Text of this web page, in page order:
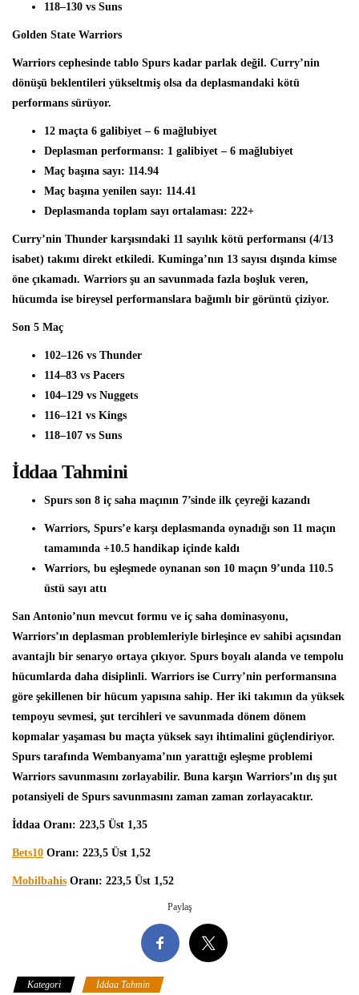
118–130 vs Suns
Golden State Warriors
Warriors cephesinde tablo Spurs kadar parlak değil. Curry’nin
dönüşü beklentileri yükseltmiş olsa da deplasmandaki kötü
performans sürüyor.
12 maçta 6 galibiyet – 6 mağlubiyet
Deplasman performansı: 1 galibiyet – 6 mağlubiyet
Maç başına sayı: 114.94
Maç başına yenilen sayı: 114.41
Deplasmanda toplam sayı ortalaması: 222+
Curry’nin Thunder karşısındaki 11 sayılık kötü performansı (4/13
isabet) takımı direkt etkiledi. Kuminga’nın 13 sayısı dışında kimse
öne çıkamadı. Warriors şu an savunmada fazla boşluk veren,
hücumda ise bireysel performanslara bağımlı bir görüntü çiziyor.
Son 5 Maç
102–126 vs Thunder
114–83 vs Pacers
104–129 vs Nuggets
116–121 vs Kings
118–107 vs Suns
İddaa Tahmini
Spurs son 8 iç saha maçının 7’sinde ilk çeyreği kazandı
Warriors, Spurs’e karşı deplasmanda oynadığı son 11 maçın
tamamında +10.5 handikap içinde kaldı
Warriors, bu eşleşmede oynanan son 10 maçın 9’unda 110.5
üstü sayı attı
San Antonio’nun mevcut formu ve iç saha dominasyonu,
Warriors’ın deplasman problemleriyle birleşince ev sahibi açısından
avantajlı bir senaryo ortaya çıkıyor. Spurs boyalı alanda ve tempolu
hücumlarda daha disiplinli. Warriors ise Curry’nin performansına
göre şekillenen bir hücum yapısına sahip. Her iki takımın da yüksek
tempoyu sevmesi, şut tercihleri ve savunmada dönem dönem
kopmalar yaşaması bu maçta yüksek sayı ihtimalini güçlendiriyor.
Spurs tarafında Wembanyama’nın yarattığı eşleşme problemi
Warriors savunmasını zorlayabilir. Buna karşın Warriors’ın dış şut
potansiyeli de Spurs savunmasını zaman zaman zorlayacaktır.
İddaa Oranı: 223,5 Üst 1,35
Bets10 Oranı: 223,5 Üst 1,52
Mobilbahis Oranı: 223,5 Üst 1,52
Paylaş
Kategori İddaa Tahmin